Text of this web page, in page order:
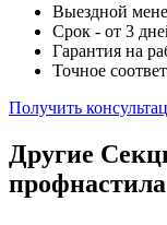
Выездной
Срок - от 3
Гарантия на
Точное
Получить
Другие
профнастила